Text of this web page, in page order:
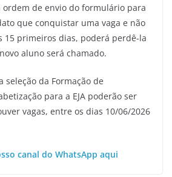
ordem de envio do formulário para
que conquistar uma vaga e não
15 primeiros dias, poderá perdê-la
aluno será chamado.
seleção da Formação de
para a EJA poderão ser
vagas, entre os dias 10/06/2026
canal do WhatsApp aqui